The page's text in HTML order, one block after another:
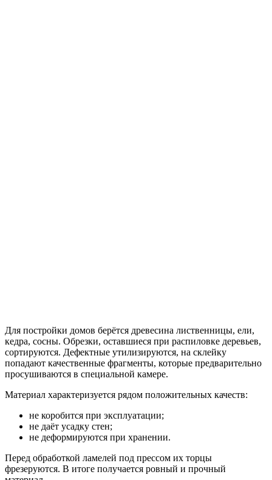
Для постройки домов берётся древесина лиственницы, ели,
кедра, сосны. Обрезки, оставшиеся при распиловке деревьев,
сортируются. Дефектные утилизируются, на склейку
попадают качественные фрагменты, которые предварительно
просушиваются в специальной камере.
Материал характеризуется рядом положительных качеств:
не коробится при эксплуатации;
не даёт усадку стен;
не деформируются при хранении.
Перед обработкой ламелей под прессом их торцы
фрезеруются. В итоге получается ровный и прочный